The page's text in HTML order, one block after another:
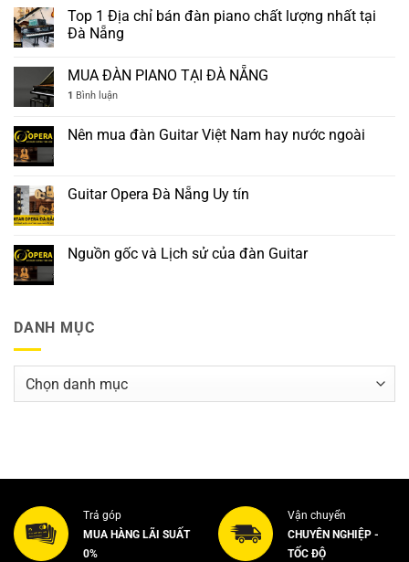
Top 1 Địa chỉ bán đàn piano chất lượng nhất tại
Đà Nẵng
MUA ĐÀN PIANO TẠI ĐÀ NẴNG
1 Bình luận
Nên mua đàn Guitar Việt Nam hay nước ngoài
Guitar Opera Đà Nẵng Uy tín
Nguồn gốc và Lịch sử của đàn Guitar
DANH MỤC
Danh
Trả góp
MUA HÀNG LÃI SUẤT
0%
Vận chuyển
CHUYÊN NGHIỆP -
TỐC ĐỘ